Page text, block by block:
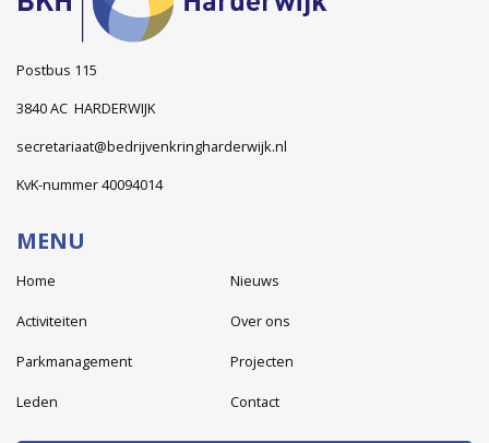
Postbus 115
3840 AC HARDERWIJK
secretariaat@bedrijvenkringharderwijk.nl
KvK-nummer 40094014
MENU
Home Nieuws
Activiteiten Over ons
Parkmanagement Projecten
Leden Contact